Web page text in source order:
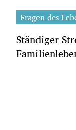
Fragen des
Ständiger